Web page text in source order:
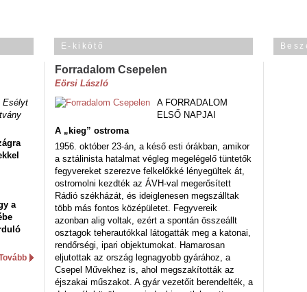
Esélyt
a
E-kikötő
Forradalom Csepelen
Eörsi László
A FORRADALOM
ELSŐ NAPJAI
A „kieg” ostroma
1956. október 23-án, a késő esti órákban, amikor
a sztálinista hatalmat végleg megelégelő tüntetők
fegyvereket szerezve felkelőkké lényegültek át,
ostromolni kezdték az ÁVH-val megerősített
Rádió székházát, és ideiglenesen megszálltak
több más fontos középületet. Fegyvereik
azonban alig voltak, ezért a spontán összeállt
osztagok teherautókkal látogatták meg a katonai,
rendőrségi, ipari objektumokat. Hamarosan
eljutottak az ország legnagyobb gyárához, a
Csepel Művekhez is, ahol megszakították az
éjszakai műszakot. A gyár vezetőit berendelték, a